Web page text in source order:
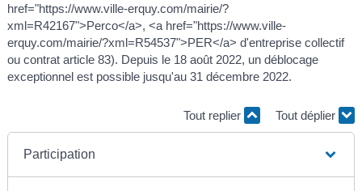
href="https://www.ville-erquy.com/mairie/?
xml=R42167">Perco</a>, <a href="https://www.ville-
erquy.com/mairie/?xml=R54537">PER</a> d'entreprise collectif
ou contrat article 83). Depuis le 18 août 2022, un déblocage
exceptionnel est possible jusqu'au 31 décembre 2022.
Tout replier Tout déplier
Participation